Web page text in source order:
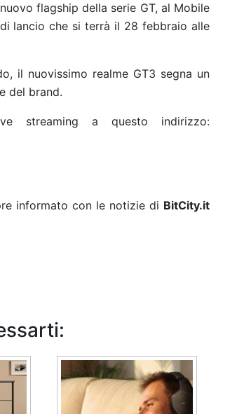
flagship della serie GT, al Mobile
lancio che si terrà il 28 febbraio alle
il nuovissimo realme GT3 segna un
del brand.
streaming a questo indirizzo:
informato con le notizie di BitCity.it